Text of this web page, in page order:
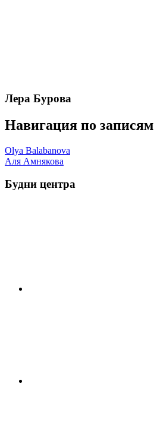
Лера Бурова
Навигация по записям
Olya Balabanova
Аля Амнякова
Будни центра